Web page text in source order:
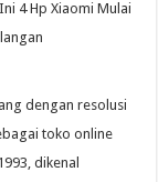
4 Hp Xiaomi Mulai
dengan resolusi
toko online
dikenal